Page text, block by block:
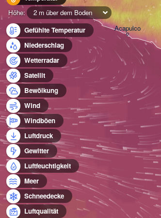
Höhe:
2 m über dem Boden
Gefühlte Temperatur
Niederschlag
Wetterradar
Satellit
Bewölkung
Wind
Windböen
Luftdruck
Gewitter
Luftfeuchtigkeit
Meer
Schneedecke
Luftqualität
Acapulco